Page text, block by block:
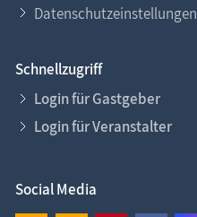
Datenschutzeinstellungen
Schnellzugriff
Login für Gastgeber
Login für Veranstalter
Social Media